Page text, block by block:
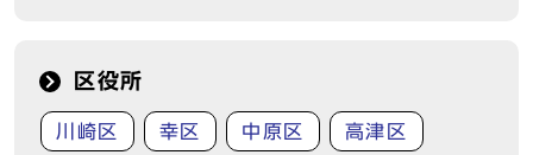
区役所
川崎区 幸区 中原区 高津区